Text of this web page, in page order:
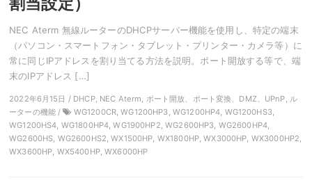
NEC Aterm 無線ルーターのDHCPサーバー機能を使用し、特定の端末
（パソコン・スマートフォン・タブレット・プリンター・カメラ等）に
常に同じIPアドレスを割り当てる方法を説明。ポート開放する等で、端
末のIPアドレス […]
2022年6月15日 / DHCP, NEC Aterm, ポート開放、ポート変換、DMZ、UPnP, ル
ーターの機能 /
WG1200CR, WG1200HP3, WG1200HP4, WG1200HS3,
WG1200HS4, WG1800HP4, WG1900HP2, WG2600HP3, WG2600HP4,
WG2600HS, WG2600HS2, WX1500HP, WX1800HP, WX3000HP, WX3000HP2,
WX3600HP, WX5400HP, WX6000HP